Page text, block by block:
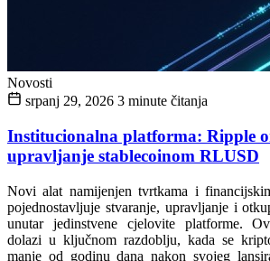
Novosti
srpanj 29, 2026 3 minute čitanja
Institucionalna platforma: Ripple
upravljanje stablecoinom RLUSD
Novi alat namijenjen tvrtkama i
pojednostavljuje stvaranje, upravljanje i
unutar jedinstvene cjelovite platforme.
dolazi u ključnom razdoblju, kada se
manje od godinu dana nakon svojeg